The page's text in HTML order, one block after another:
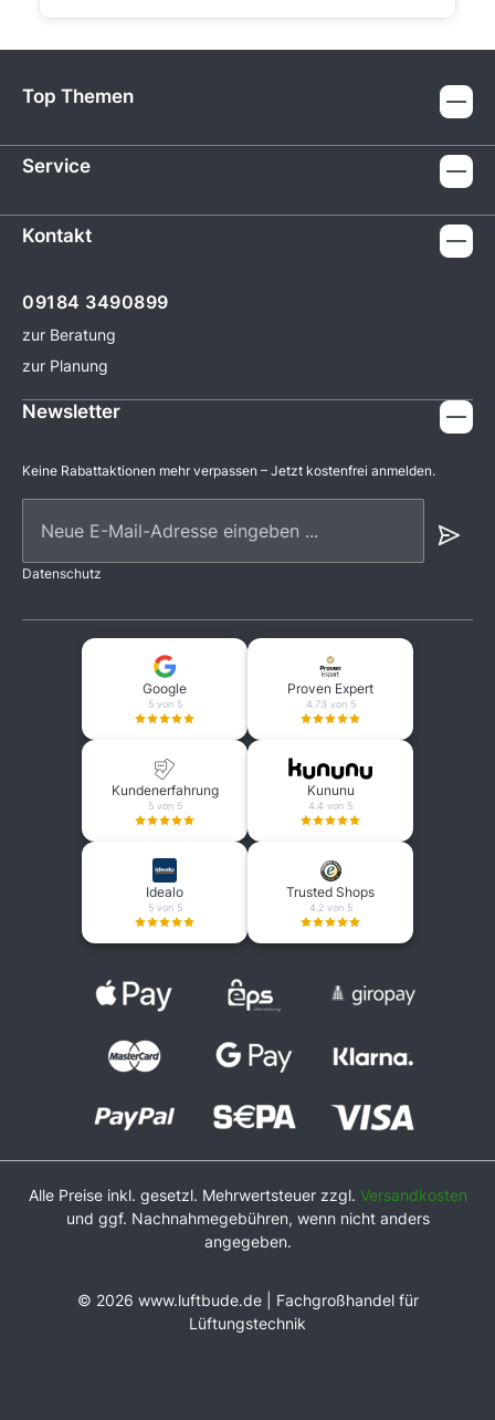
Top Themen
Service
Kontakt
09184 3490899
zur Beratung
zur Planung
Newsletter
Keine Rabattaktionen mehr verpassen – Jetzt kostenfrei anmelden.
Datenschutz
Google
5 von 5
Proven Expert
4.73 von 5
Kundenerfahrung
5 von 5
Kununu
4.4 von 5
Idealo
5 von 5
Trusted Shops
4.2 von 5
Alle Preise inkl. gesetzl. Mehrwertsteuer zzgl. Versandkosten
und ggf. Nachnahmegebühren, wenn nicht anders
angegeben.
© 2026 www.luftbude.de | Fachgroßhandel für
Lüftungstechnik